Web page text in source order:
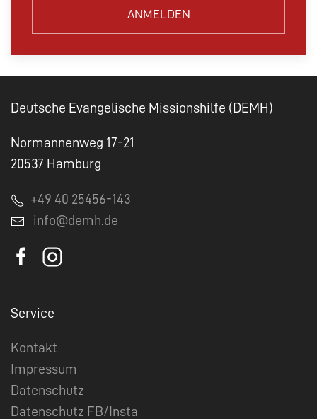
ANMELDEN
Deutsche Evangelische Missionshilfe (DEMH)
Normannenweg 17-21
20537 Hamburg
+49 40 25456-143
info@demh.de
Service
Kontakt
Impressum
Datenschutz
Datenschutz FB/Insta